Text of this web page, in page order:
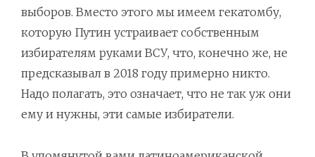
выборов. Вместо этого мы имеем гекатомбу,
которую Путин устраивает собственным
избирателям руками ВСУ, что, конечно же, не
предсказывал в 2018 году примерно никто.
Надо полагать, это означает, что не так уж они
ему и нужны, эти самые избиратели.